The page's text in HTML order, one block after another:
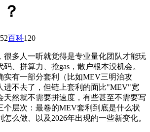
百科120
很多人一听就觉得是专业量化团队才能玩
、拼算力、抢gas，散户根本没机会。
实有一部分套利（比如MEV三明治攻
进不去了，但链上套利的面比"MEV"宽
天然就不需要拼速度，有些甚至不需要写
个层次：最卷的MEV套利到底是什么状
么做、以及2026年出现的一些新变化。